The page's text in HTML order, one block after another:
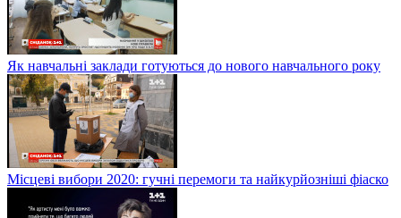
Як навчальні заклади готуються до нового навчального року
Місцеві вибори 2020: гучні перемоги та найкурйозніші фіаско